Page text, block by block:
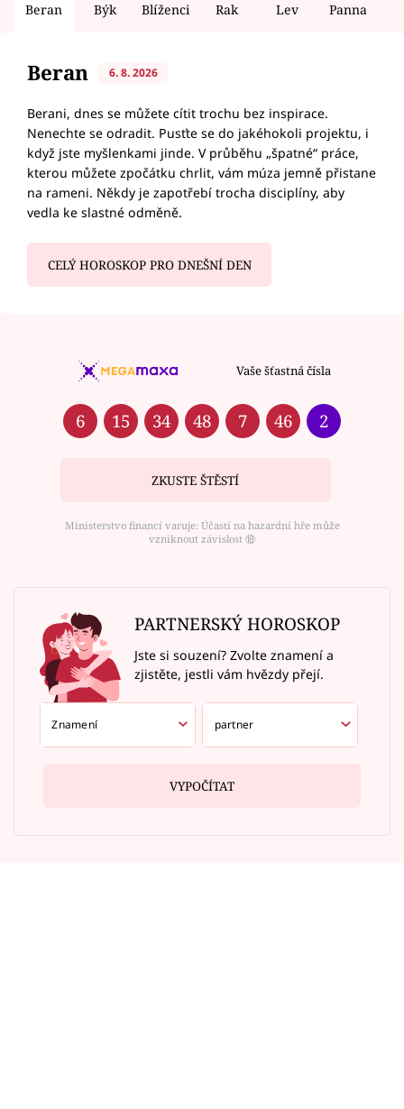
Beran Býk Blíženci Rak Lev Panna
Beran 6. 8. 2026
Berani, dnes se můžete cítit trochu bez inspirace.
Nenechte se odradit. Pusťte se do jakéhokoli projektu, i
když jste myšlenkami jinde. V průběhu „špatné“ práce,
kterou můžete zpočátku chrlit, vám múza jemně přistane
na rameni. Někdy je zapotřebí trocha disciplíny, aby
vedla ke slastné odměně.
CELÝ HOROSKOP PRO DNEŠNÍ DEN
Vaše šťastná čísla
6 15 34 48 7 46 2
ZKUSTE ŠTĚSTÍ
Ministerstvo financí varuje: Účastí na hazardní hře může
vzniknout závislost ⑱
PARTNERSKÝ HOROSKOP
Jste si souzení? Zvolte znamení a
zjistěte, jestli vám hvězdy přejí.
VYPOČÍTAT